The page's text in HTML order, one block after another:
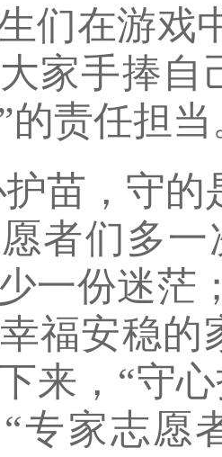
们在游戏
家手捧自
的责任担当
护苗，守
者们多
一份迷茫
福安稳的
来，“守
专家志愿